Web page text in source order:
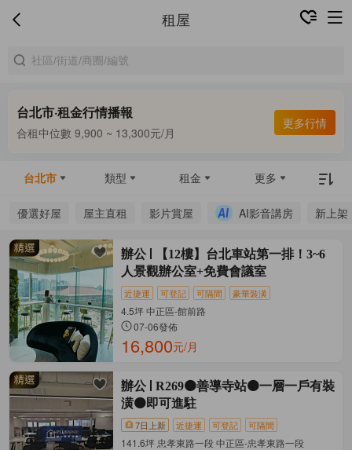
租屋
台北市·租金行情播報
合租中位數 9,900 ~ 13,300元/月
更多行情
台北市 類型 租金 更多
優選好屋 屋主直租 影片賞屋 AI影音講房 新上架
辦公
【12樓】台北車站第一排！3~6
人景觀辦公室+免費會議室
近捷運 可登記 可隔間 豪華裝潢
4.5坪 中正區-館前路
07-06發佈
16,800元/月
辦公
R269🟠善導寺站🟠一層一戶有裝
潢🟠即可進駐
7日上新 近捷運 可登記 可隔間
141.6坪 忠孝東路一段 中正區-忠孝東路一段